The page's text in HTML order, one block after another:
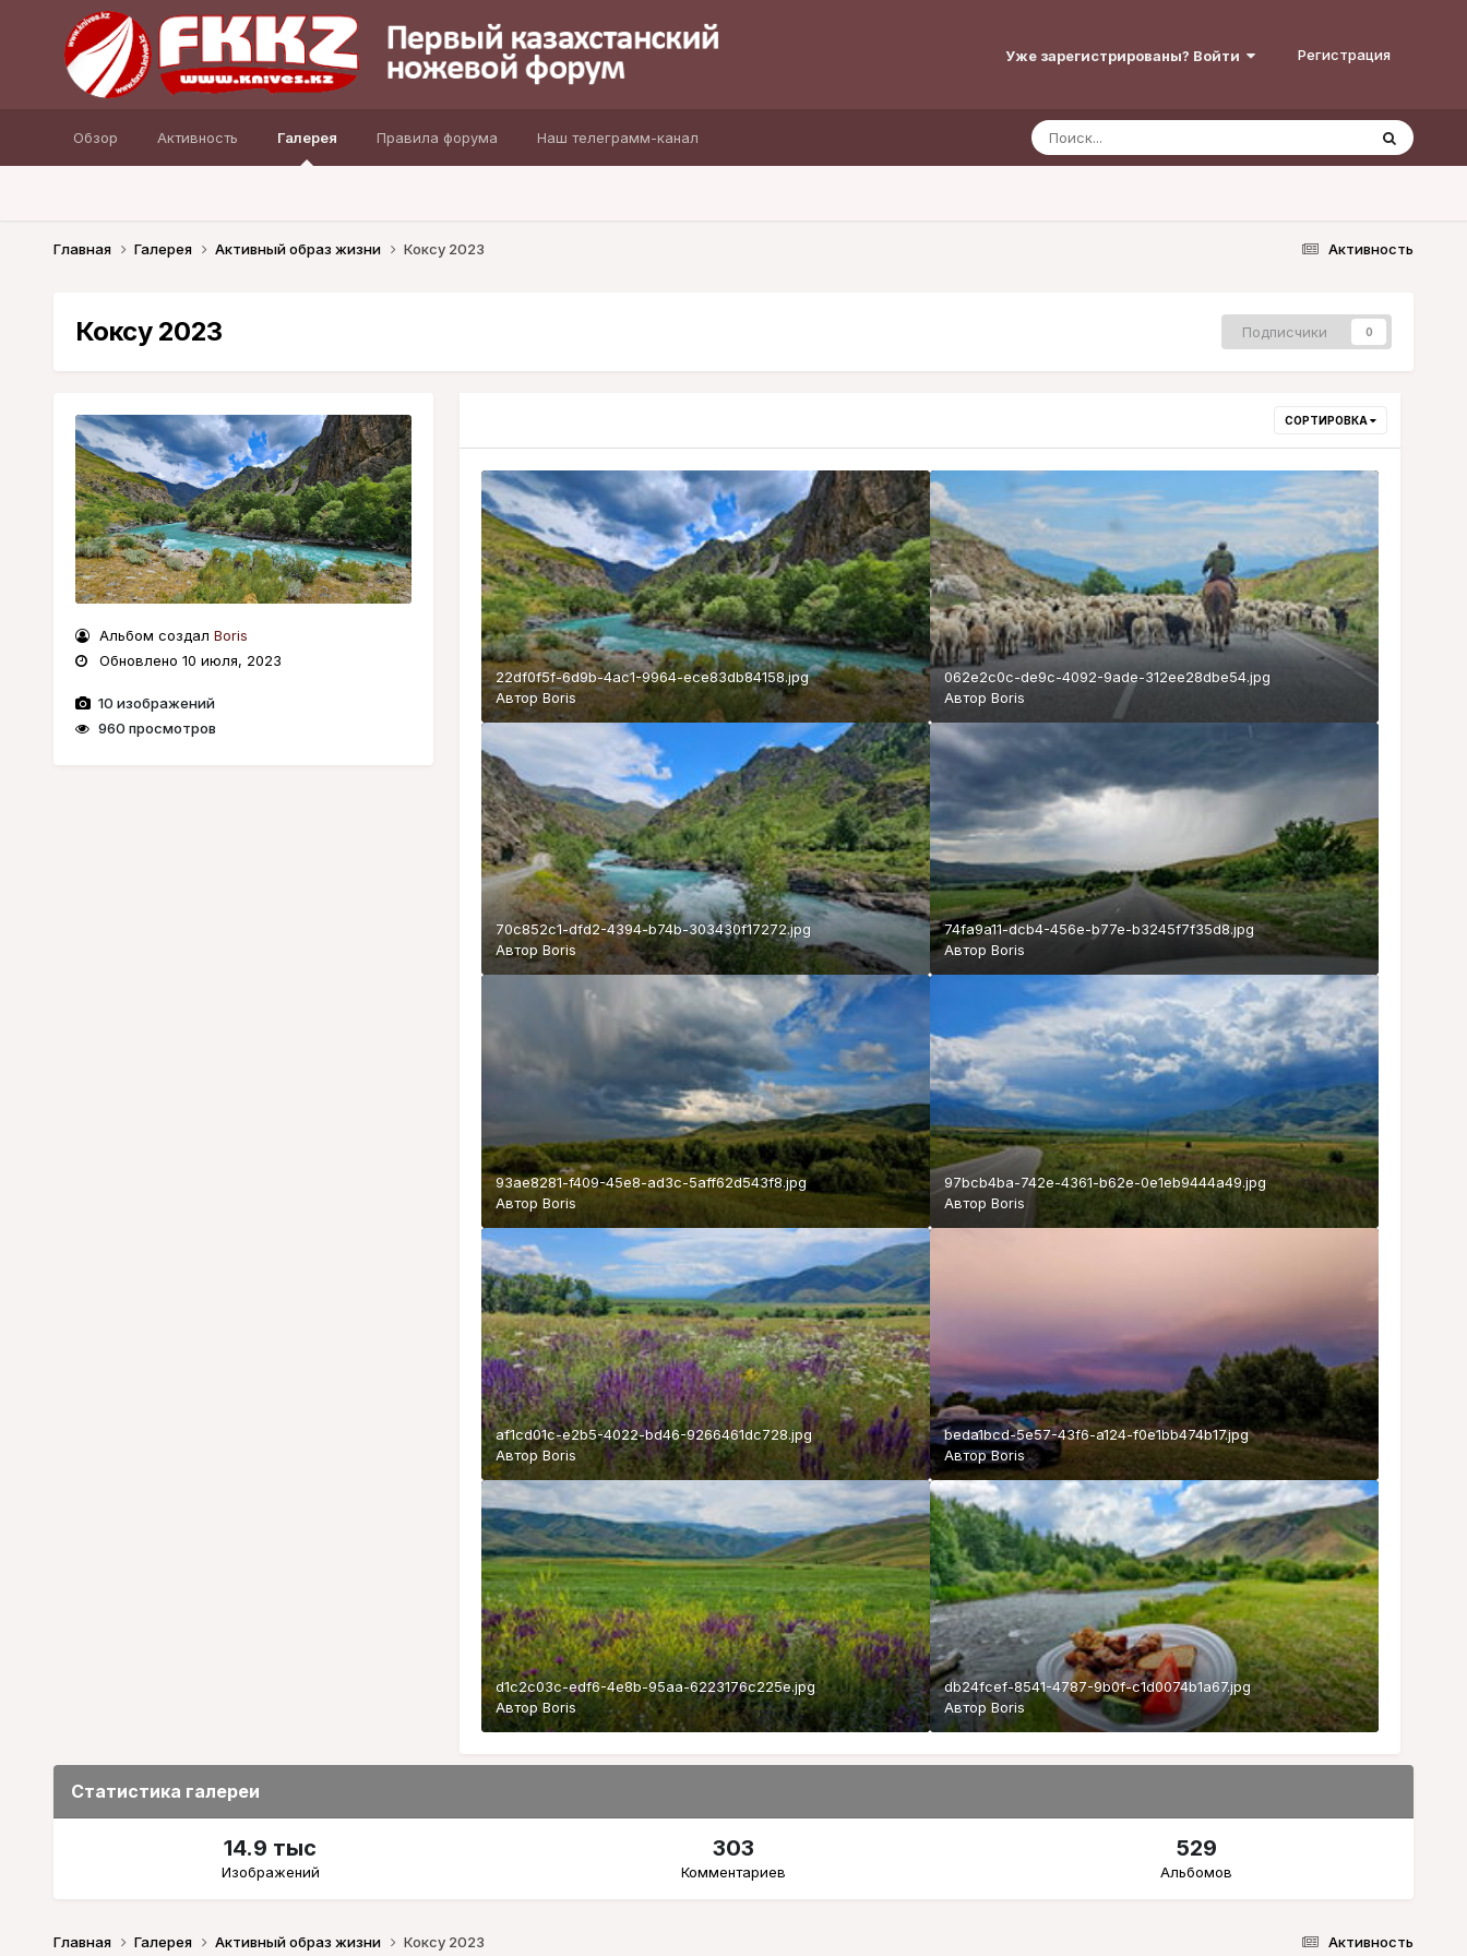
Уже зарегистрированы? Войти Регистрация
Обзор Активность Галерея Правила форума Наш телеграмм-канал
Активность
Главная Галерея Активный образ жизни Коксу 2023
Коксу 2023 Подписчики 0
Альбом создал Boris
Обновлено 10 июля, 2023
10 изображений
960 просмотров
СОРТИРОВКА
22df0f5f-6d9b-4ac1-9964-ece83db84158.jpg
АвторBoris
062e2c0c-de9c-4092-9ade-312ee28dbe54.jpg
Автор Boris
70c852c1-dfd2-4394-b74b-303430f17272.jpg
АвторBoris
74fa9a11-dcb4-456e-b77e-b3245f7f35d8.jpg
Автор Boris
93ae8281-f409-45e8-ad3c-5aff62d543f8.jpg
Автор Boris
97bcb4ba-742e-4361-b62e-0e1eb9444a49.jpg
Автор Boris
af1cd01c-e2b5-4022-bd46-9266461dc728.jpg
Автор Boris
beda1bcd-5e57-43f6-a124-f0e1bb474b17.jpg
АвторBoris
d1c2c03c-edf6-4e8b-95aa-6223176c225e.jpg
АвторBoris
db24fcef-8541-4787-9b0f-c1d0074b1a67.jpg
Автор Boris
Статистика галереи
14.9 тыс
Изображений
303
Комментариев
529
Альбомов
Активность
Главная Галерея Активный образ жизни Коксу 2023